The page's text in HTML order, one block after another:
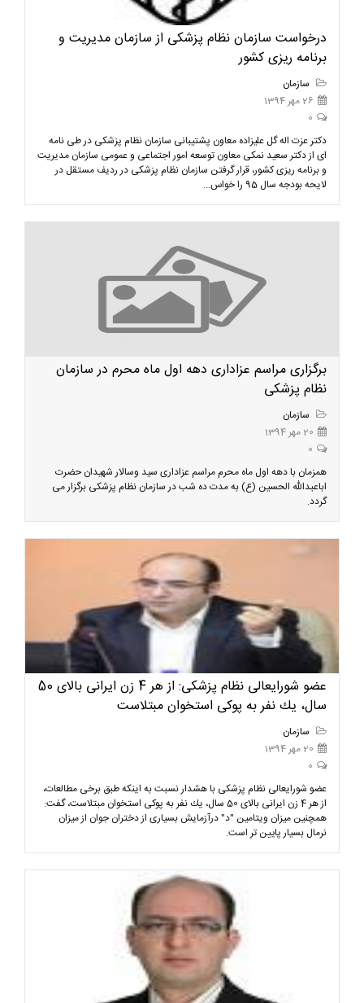
درخواست سازمان نظام پزشکی از سازمان مدیریت و
برنامه ریزی کشور
سازمان
26 مهر 1394
0
دکتر عزت اله گل علیزاده معاون پشتیبانی سازمان نظام پزشکی در طی نامه
ای از دکتر سعید نمکی معاون توسعه امور اجتماعی و عمومی سازمان مدیریت
و برنامه ریزی کشور، قرار گرفتن سازمان نظام پزشکی در ردیف مستقل در
لایحه بودجه سال 95 را خواس...
برگزاری مراسم عزاداری دهه اول ماه محرم در سازمان
نظام پزشکی
سازمان
20 مهر 1394
0
همزمان با دهه اول ماه محرم مراسم عزاداری سید وسالار شهیدان حضرت
اباعبدالله الحسین (ع) به مدت ده شب در سازمان نظام پزشکی برگزار می
گردد.
عضو شورایعالی نظام پزشکی: از هر 4 زن ایرانی بالای 50
سال، یك نفر به پوكی استخوان مبتلاست
سازمان
20 مهر 1394
0
عضو شورایعالی نظام پزشکی با هشدار نسبت به اینکه طبق برخی مطالعات،
از هر 4 زن ایرانی بالای 50 سال، یك نفر به پوكی استخوان مبتلاست، گفت:
همچنین میزان ویتامین "د" درآزمایش بسیاری از دختران جوان از میزان
نرمال بسیار پایین تر است.